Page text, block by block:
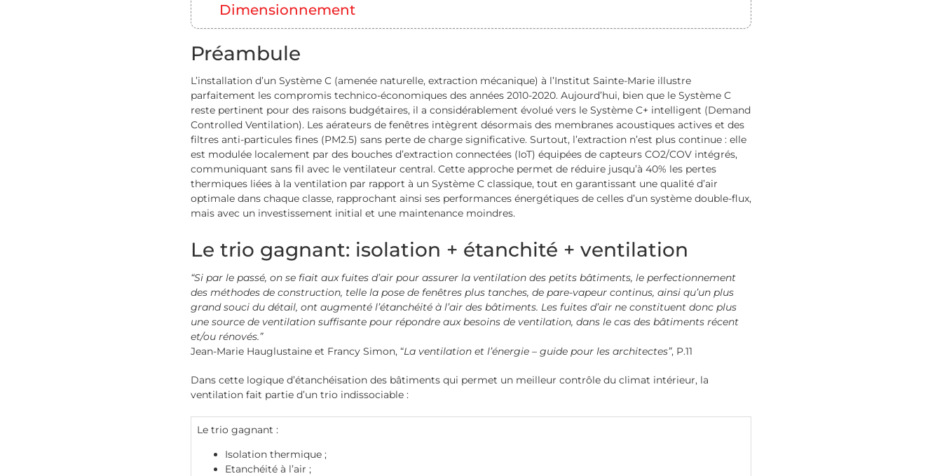
Dimensionnement
Préambule
L’installation d’un Système C (amenée naturelle, extraction mécanique) à l’Institut Sainte-Marie illustre
parfaitement les compromis technico-économiques des années 2010-2020. Aujourd’hui, bien que le Système C
reste pertinent pour des raisons budgétaires, il a considérablement évolué vers le Système C+ intelligent (Demand
Controlled Ventilation). Les aérateurs de fenêtres intègrent désormais des membranes acoustiques actives et des
filtres anti-particules fines (PM2.5) sans perte de charge significative. Surtout, l’extraction n’est plus continue : elle
est modulée localement par des bouches d’extraction connectées (IoT) équipées de capteurs CO2/COV intégrés,
communiquant sans fil avec le ventilateur central. Cette approche permet de réduire jusqu’à 40% les pertes
thermiques liées à la ventilation par rapport à un Système C classique, tout en garantissant une qualité d’air
optimale dans chaque classe, rapprochant ainsi ses performances énergétiques de celles d’un système double-flux,
mais avec un investissement initial et une maintenance moindres.
Le trio gagnant: isolation + étanchité + ventilation
“Si par le passé, on se fiait aux fuites d’air pour assurer la ventilation des petits bâtiments, le perfectionnement
des méthodes de construction, telle la pose de fenêtres plus tanches, de pare-vapeur continus, ainsi qu’un plus
grand souci du détail, ont augmenté l’étanchéité à l’air des bâtiments. Les fuites d’air ne constituent donc plus
une source de ventilation suffisante pour répondre aux besoins de ventilation, dans le cas des bâtiments récent
et/ou rénovés.”
Jean-Marie Hauglustaine et Francy Simon, “La ventilation et l’énergie – guide pour les architectes”, P.11
Dans cette logique d’étanchéisation des bâtiments qui permet un meilleur contrôle du climat intérieur, la
ventilation fait partie d’un trio indissociable :
Le trio gagnant :
Isolation thermique ;
Etanchéité à l’air ;